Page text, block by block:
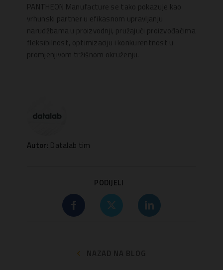
PANTHEON Manufacture se tako pokazuje kao
vrhunski partner u efikasnom upravljanju
narudžbama u proizvodnji, pružajući proizvođačima
fleksibilnost, optimizaciju i konkurentnost u
promjenjivom tržišnom okruženju.
Autor: Datalab tim
PODIJELI